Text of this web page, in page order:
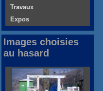
Travaux
Expos
Images choisies
au hasard